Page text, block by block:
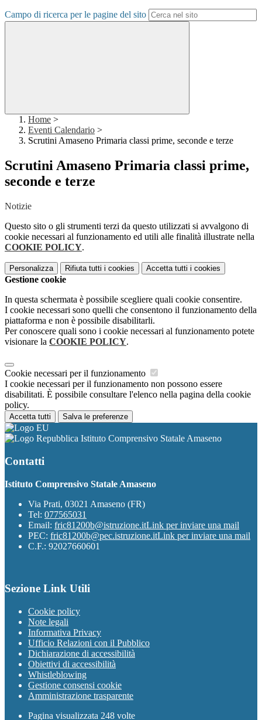
Campo di ricerca per le pagine del sito
Home >
Eventi Calendario >
Scrutini Amaseno Primaria classi prime, seconde e terze
Scrutini Amaseno Primaria classi prime,
seconde e terze
Notizie
Questo sito o gli strumenti terzi da questo utilizzati si avvalgono di
cookie necessari al funzionamento ed utili alle finalità illustrate nella
COOKIE POLICY.
Personalizza Rifiuta tutti i cookies Accetta tutti i cookies
Gestione cookie
In questa schermata è possibile scegliere quali cookie consentire.
I cookie necessari sono quelli che consentono il funzionamento della
piattaforma e non è possibile disabilitarli.
Per conoscere quali sono i cookie necessari al funzionamento potete
visionare la COOKIE POLICY.
Cookie necessari per il funzionamento
I cookie necessari per il funzionamento non possono essere
disabilitati. È possibile consultare l'elenco nella pagina della cookie
policy.
Accetta tutti Salva le preferenze
Istituto Comprensivo Statale Amaseno
Contatti
Istituto Comprensivo Statale Amaseno
Via Prati, 03021 Amaseno (FR)
Tel: 077565031
Email: fric81200b@istruzione.itLink per inviare una mail
PEC: fric81200b@pec.istruzione.itLink per inviare una mail
C.F.: 92027660601
Sezione Link Utili
Cookie policy
Note legali
Informativa Privacy
Ufficio Relazioni con il Pubblico
Dichiarazione di accessibilità
Obiettivi di accessibilità
Whistleblowing
Gestione consensi cookie
Amministrazione trasparente
Pagina visualizzata 248 volte